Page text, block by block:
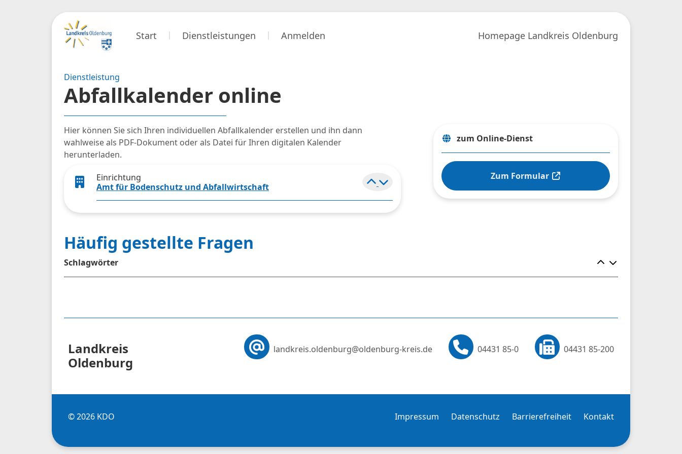
Start Dienstleistungen Anmelden Homepage Landkreis Oldenburg
Dienstleistung
Abfallkalender online
zum Online-Dienst
Zum Formular
Hier können Sie sich Ihren individuellen Abfallkalender erstellen und ihn dann
wahlweise als PDF-Dokument oder als Datei für Ihren digitalen Kalender
herunterladen.
Einrichtung
Amt für Bodenschutz und Abfallwirtschaft
Element ein- und ausklappen
Häufig gestellte Fragen
Schlagwörter
Landkreis
Oldenburg
landkreis.oldenburg@oldenburg-kreis.de 04431 85-0 04431 85-200
© 2026 KDO Impressum Datenschutz Barrierefreiheit Kontakt